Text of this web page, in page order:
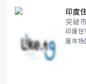
印度
突破
印度住
度市场